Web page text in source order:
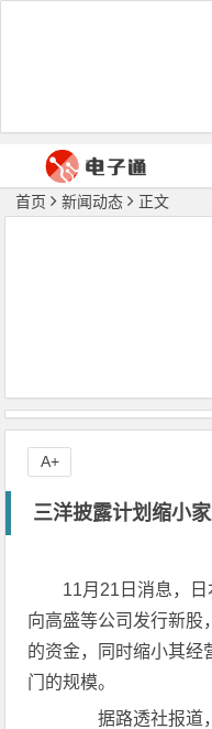
首页 新闻动态 正文
三洋披露计划缩小
11月21日消息，
向高盛等公司发行新股
的资金，同时缩小其经
门的规模。
据路透社报道，
A+